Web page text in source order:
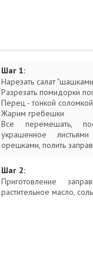
Шаг 1:
Нарезать салат
Разрезать помидорки
Перец - тонкой соломкой
Жарим гребешки
Все перемешать,
украшенное
орешками, полить
Шаг 2:
Приготовление
растительное масло,